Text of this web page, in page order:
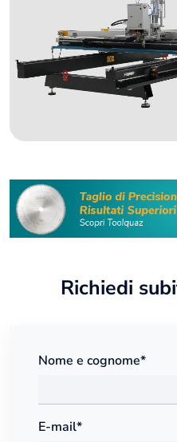
Richiedi
Nome e cognome*
E-mail*